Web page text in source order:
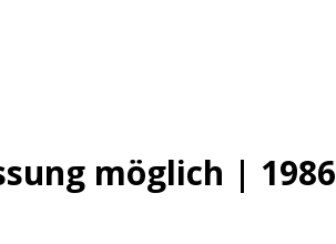
möglich | 1986